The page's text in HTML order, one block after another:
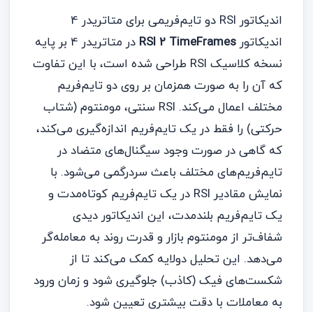
اندیکاتور RSI دو تایم‌فریمی برای متاتریدر 4
اندیکاتورRSI 2 TimeFrames
در متاتریدر 4 بر پایه
نسخه کلاسیک RSI طراحی شده است، با این تفاوت
که آن را به صورت همزمان بر روی دو تایم‌فریم
مختلف اعمال می‌کند. RSI سنتی، مومنتوم (شتاب
حرکتی) را فقط در یک تایم‌فریم اندازه‌گیری می‌کند،
که گاهی در صورت وجود سیگنال‌های متضاد در
تایم‌فریم‌های مختلف باعث سردرگمی می‌شود. با
نمایش مقادیر RSI در یک تایم‌فریم کوتاه‌مدت و
یک تایم‌فریم بلندمدت، این اندیکاتور دیدی
شفاف‌تر از مومنتوم بازار و قدرت روند به معامله‌گر
می‌دهد. این تحلیل دو‌لایه کمک می‌کند تا از
شکست‌های فیک (کاذب) جلوگیری شود و زمان ورود
به معاملات با دقت بیشتری تعیین شود.